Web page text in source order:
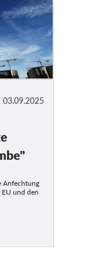
03.09.2025
Anfechtung
und den